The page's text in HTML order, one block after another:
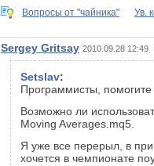
Вопросы от "чайника" Ув.
Sergey Gritsay 2010.09.28 12:49
Setslav:
Программисты,
Возможно ли
Moving Averages.mq5.
Я уже все перерыл, в
хочется в чемпионате